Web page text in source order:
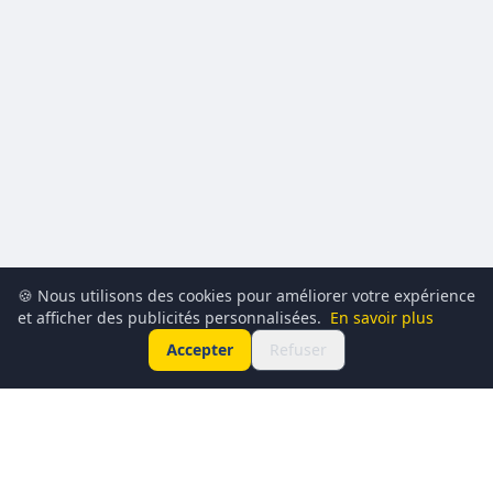
🍪 Nous utilisons des cookies pour améliorer votre expérience
et afficher des publicités personnalisées. En savoir plus
Accepter
Refuser